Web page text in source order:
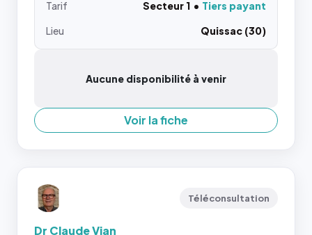
Tarif Secteur 1
Tiers payant
Lieu
Quissac (30)
Aucune disponibilité à venir
Voir la fiche
Téléconsultation
Dr Claude Vian